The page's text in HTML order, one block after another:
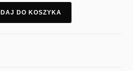
DO KOSZYKA